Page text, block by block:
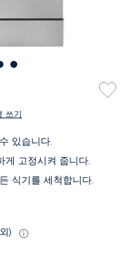
쓰기
있습니다.
고정시켜 줍니다.
식기를 세척합니다.
)